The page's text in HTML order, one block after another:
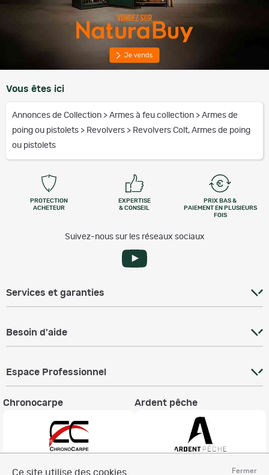
Fermer
Ce site utilise des cookies
Vous êtes ici
Annonces de Collection > Armes à feu collection > Armes de
poing ou pistolets > Revolvers > Revolvers Colt, Armes de poing
ou pistolets
PROTECTION
ACHETEUR
EXPERTISE
& CONSEIL
PRIX BAS &
PAIEMENT EN PLUSIEURS
FOIS
Suivez-nous sur les réseaux sociaux
Services et garanties
Besoin d'aide
Espace Professionnel
Chronocarpe Ardent pêche